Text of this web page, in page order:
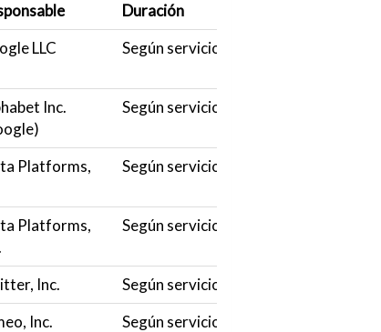
Duración
LLC Según servicio
Inc.
Según servicio
Platforms,
Según servicio
Platforms,
Según servicio
Inc.
Según servicio
Inc. Según servicio